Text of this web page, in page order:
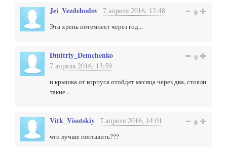
Jei_Vezdehodov 7 апреля 2016, 12:48 0
Эта хрень потемнеет через год...
Dmitriy_Demchenko
7 апреля 2016, 13:59
0
и крышка от корпуса отойдет месяца через два, стояли
такие...
Vitk_Visotskiy 7 апреля 2016, 14:01 0
что лучше поставить???